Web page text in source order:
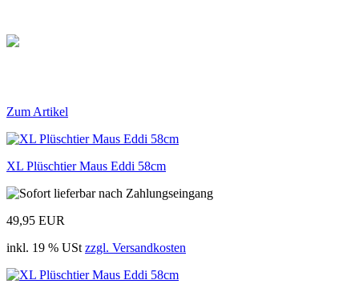
Zum Artikel
XL Plüschtier Maus Eddi 58cm
49,95 EUR
inkl. 19 % USt zzgl. Versandkosten